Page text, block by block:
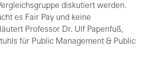
diskutiert werden.
es Fair Pay und keine
Professor Dr. Ulf Papenfuß,
für Public Management & Public